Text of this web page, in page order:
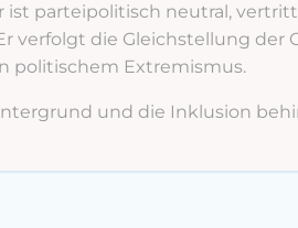
parteipolitisch neutral,
verfolgt die Gleichstellung der
politischem Extremismus.
und die Inklusion